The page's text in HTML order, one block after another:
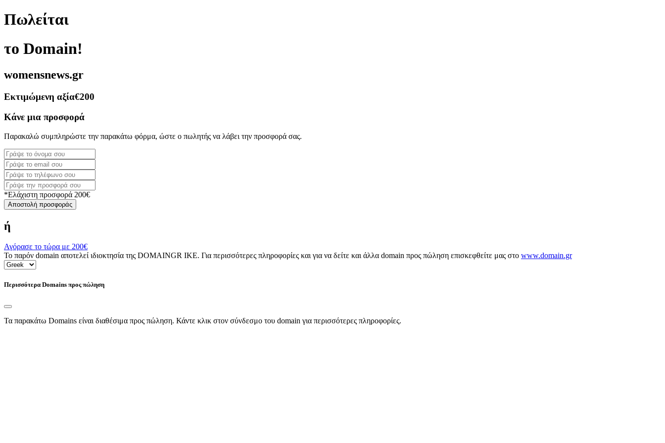
Πωλείται
το Domain!
womensnews.gr
Εκτιμώμενη αξία€200
Κάνε μια προσφορά
Παρακαλώ συμπληρώστε την παρακάτω φόρμα, ώστε ο πωλητής να λάβει την προσφορά σας.
*Ελάχιστη προσφορά 200€
Αποστολή προσφοράς
ή
Αγόρασε το τώρα με 200€
Το παρόν domain αποτελεί ιδιοκτησία της DOMAINGR ΙΚΕ. Για περισσότερες πληροφορίες και για να δείτε και άλλα domain προς πώληση επισκεφθείτε μας στο www.domain.gr
Περισσότερα Domains προς πώληση
Τα παρακάτω Domains είναι διαθέσιμα προς πώληση. Κάντε κλικ στον σύνδεσμο του domain για περισσότερες πληροφορίες.